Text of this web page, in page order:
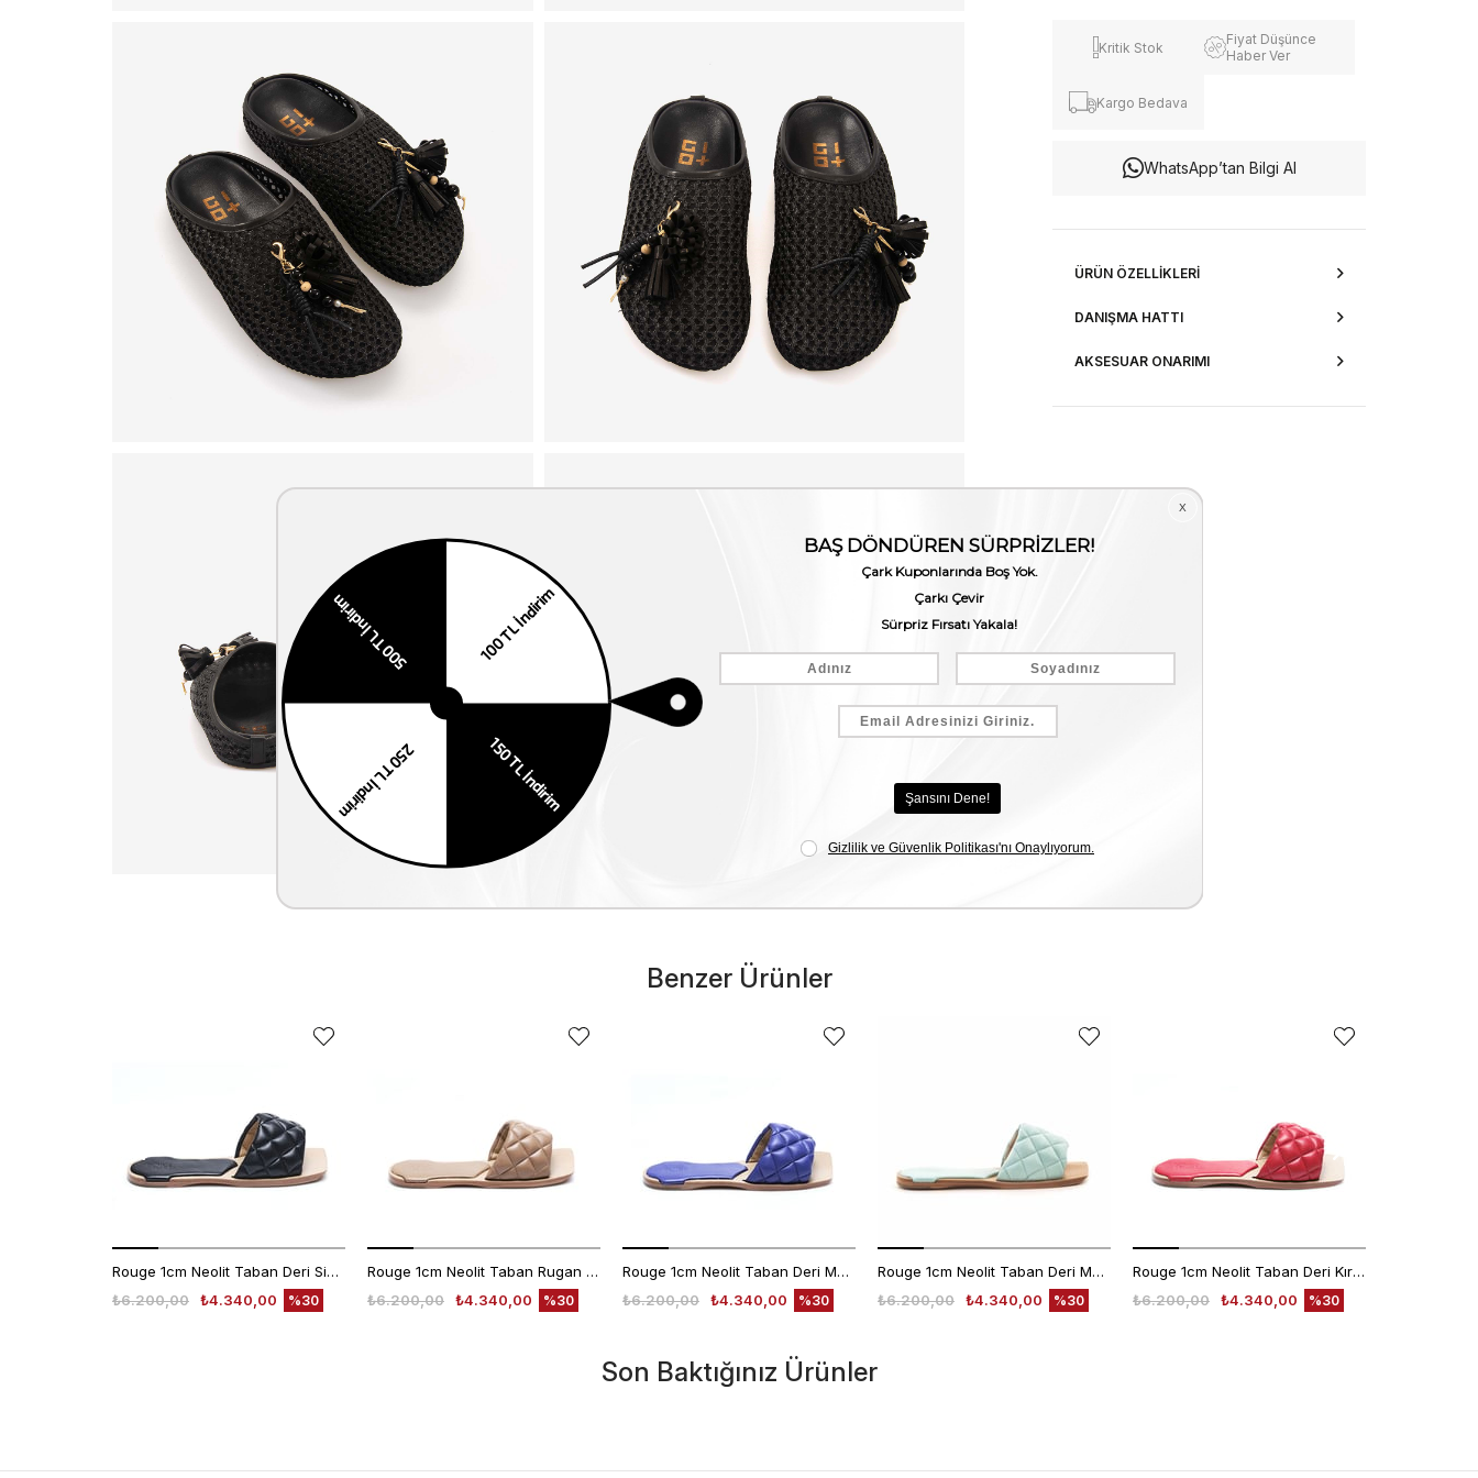
Kritik Stok
Fiyat Düşünce
Haber Ver
Kargo Bedava
WhatsApp’tan Bilgi Al
ÜRÜN ÖZELLIKLERI
DANIŞMA HATTI
AKSESUAR ONARIMI
Benzer Ürünler
Rouge 1cm Neolit Taban Deri Siyah Kadın Terlik 0197-169
₺4.340,00
₺6.200,00 %30
Rouge 1cm Neolit Taban Rugan Deri Nude Kadın Terlik 0197-169
₺4.340,00
₺6.200,00 %30
Rouge 1cm Neolit Taban Deri Mor Kadın Terlik 0197-169
₺4.340,00
₺6.200,00 %30
Rouge 1cm Neolit Taban Deri Mavi Kadın Terlik 0197-169
₺4.340,00
₺6.200,00 %30
Rouge 1cm Neolit Taban Deri Kırmızı Kadın Terlik 0197-169
₺4.340,00
₺6.200,00 %30
Son Baktığınız Ürünler